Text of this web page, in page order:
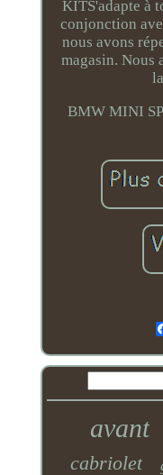
KITS'adapte à
conjonction
nous avons
magasin. Nous
BMW MINI
avant
cabriolet